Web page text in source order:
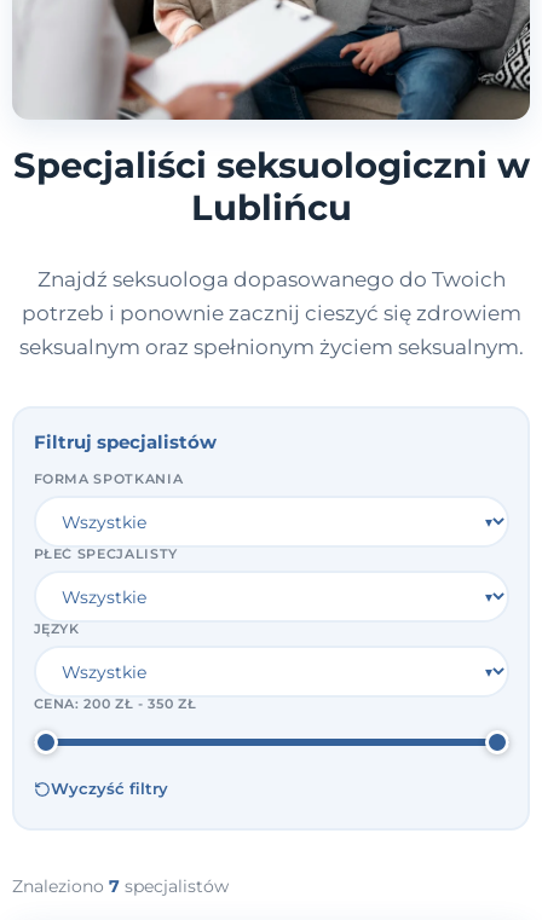
Specjaliści seksuologiczni w
Lublińcu
Znajdź seksuologa dopasowanego do Twoich
potrzeb i ponownie zacznij cieszyć się zdrowiem
seksualnym oraz spełnionym życiem seksualnym.
Filtruj specjalistów
FORMA SPOTKANIA
PŁEĆ SPECJALISTY
JĘZYK
CENA:200 ZŁ - 350 ZŁ
Wyczyść filtry
Znaleziono 7 specjalistów